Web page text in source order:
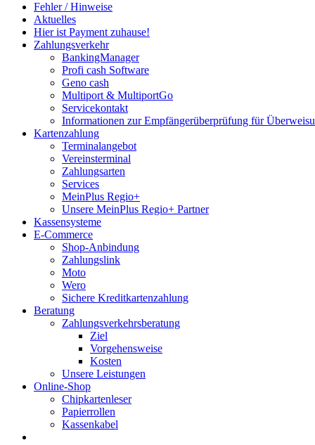
Fehler / Hinweise
Aktuelles
Hier ist Payment zuhause!
Zahlungsverkehr
BankingManager
Profi cash Software
Geno cash
Multiport & MultiportGo
Servicekontakt
Informationen zur Empfängerüberprüfung für
Kartenzahlung
Terminalangebot
Vereinsterminal
Zahlungsarten
Services
MeinPlus Regio+
Unsere MeinPlus Regio+ Partner
Kassensysteme
E-Commerce
Shop-Anbindung
Zahlungslink
Moto
Wero
Sichere Kreditkartenzahlung
Beratung
Zahlungsverkehrsberatung
Ziel
Vorgehensweise
Kosten
Unsere Leistungen
Online-Shop
Chipkartenleser
Papierrollen
Kassenkabel